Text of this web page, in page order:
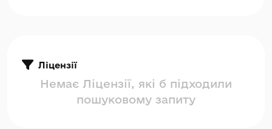
Ліцензії
Немає Ліцензії, які б підходили
пошуковому запиту